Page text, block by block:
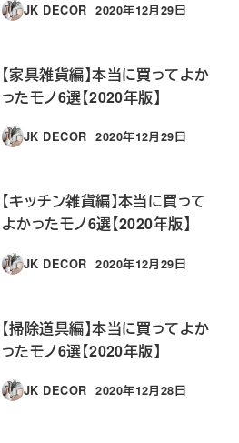
JK DECOR 投稿日
2020年12月29日
【家具雑貨編】本当に買ってよか
ったモノ6選【2020年版】
JK DECOR 投稿日
2020年12月29日
【キッチン雑貨編】本当に買って
よかったモノ6選【2020年版】
JK DECOR 投稿日
2020年12月29日
【掃除道具編】本当に買ってよか
ったモノ6選【2020年版】
JK DECOR 投稿日
2020年12月28日